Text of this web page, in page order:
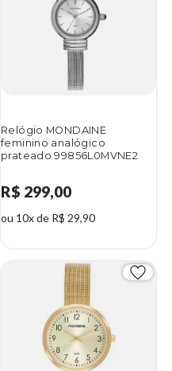
Relógio MONDAINE
feminino analógico
prateado 99856L0MVNE2
R$ 299,00
ou 10x de R$ 29,90